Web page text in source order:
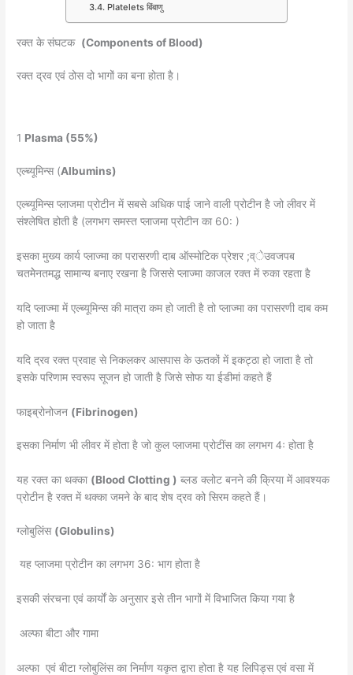
Platelets बिंबाणु
रक्त के संघटक (Components of Blood)
रक्त द्रव एवं ठोस दो भागों का बना होता है।
1 Plasma (55%)
एल्ब्यूमिन्स (Albumins)
एल्ब्यूमिन्स प्लाजमा प्रोटीन में सबसे अधिक पाई जाने वाली प्रोटीन है जो लीवर में
संश्लेषित होती है (लगभग समस्त प्लाजमा प्रोटीन का 60: )
इसका मुख्य कार्य प्लाज्मा का परासरणी दाब ऑस्मोटिक प्रेशर ;व्ेउवजपब
चतमेेनतमद्ध सामान्य बनाए रखना है जिससे प्लाज्मा काजल रक्त में रुका रहता है
यदि प्लाज्मा में एल्ब्यूमिन्स की मात्रा कम हो जाती है तो प्लाज्मा का परासरणी दाब कम
हो जाता है
यदि द्रव रक्त प्रवाह से निकलकर आसपास के ऊतकों में इकट्ठा हो जाता है तो
इसके परिणाम स्वरूप सूजन हो जाती है जिसे सोफ या ईडीमां कहते हैं
फाइब्रोनोजन (Fibrinogen)
इसका निर्माण भी लीवर में होता है जो कुल प्लाजमा प्रोटींस का लगभग 4ः होता है
यह रक्त का थक्का (Blood Clotting ) ब्लड क्लोट बनने की क्रिया में आवश्यक
प्रोटीन है रक्त में थक्का जमने के बाद शेष द्रव को सिरम कहते हैं।
ग्लोबुलिंस (Globulins)
यह प्लाजमा प्रोटीन का लगभग 36: भाग होता है
इसकी संरचना एवं कार्यों के अनुसार इसे तीन भागों में विभाजित किया गया है
अल्फा बीटा और गामा
अल्फा एवं बीटा ग्लोबुलिंस का निर्माण यकृत द्वारा होता है यह लिपिड्स एवं वसा में